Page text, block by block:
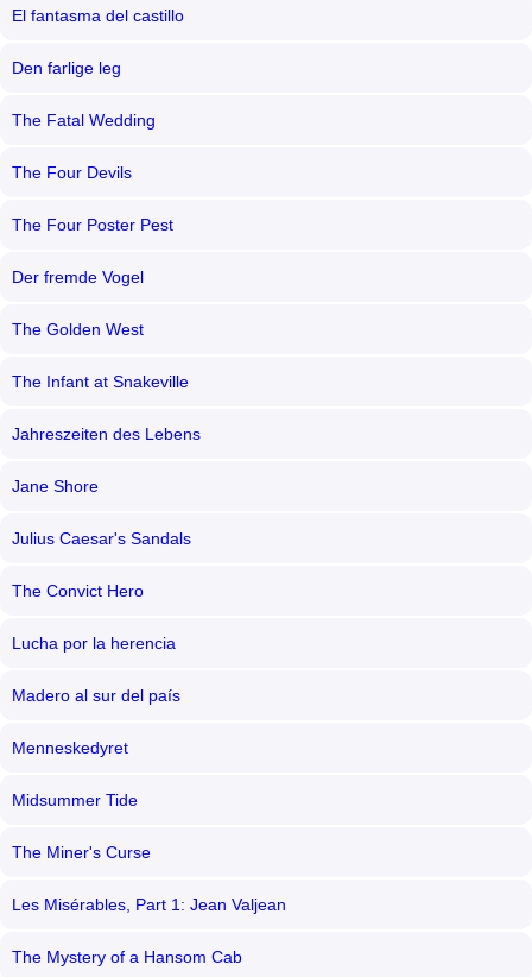
El fantasma del castillo
Den farlige leg
The Fatal Wedding
The Four Devils
The Four Poster Pest
Der fremde Vogel
The Golden West
The Infant at Snakeville
Jahreszeiten des Lebens
Jane Shore
Julius Caesar's Sandals
The Convict Hero
Lucha por la herencia
Madero al sur del país
Menneskedyret
Midsummer Tide
The Miner's Curse
Les Misérables, Part 1: Jean Valjean
The Mystery of a Hansom Cab